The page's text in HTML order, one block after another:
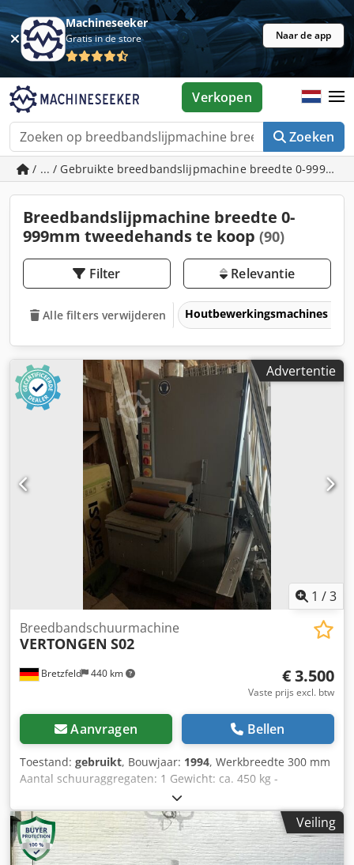
Machineseeker
Gratis in de store Naar de app
Zoeken
Verkopen
/ ... / Gebruikte breedbandslijpmachine breedte 0-999mm
Breedbandslijpmachine breedte 0-
999mm tweedehands te koop (90)
Filter Relevantie
Alle filters verwijderen Houtbewerkingsmachines
Advertentie
1 /3
Bretzfeld 440 km
Breedbandschuurmachine
VERTONGEN S02
€ 3.500
Vaste prijs excl. btw
Aanvragen Bellen
Toestand: gebruikt, Bouwjaar: 1994, Werkbreedte 300 mm
Aantal schuuraggregaten: 1 Gewicht: ca. 450 kg -
Schuurbreedte: 300 mm - Combinatie-aggregaat:
wals/schoen Crjdpfx Apezrh Htsyjf - 2 voorschuifsnelheden
- Aansluiting op het elektriciteitsnet: 380 V
Veiling